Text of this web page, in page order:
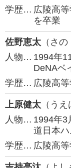
学歴… 広陵高
を卒業
佐野恵太 （さの
人物… 1994年
DeNAベ
学歴… 広陵高
上原健太 （う
人物… 1994年3
道日本ハ
学歴… 広陵高